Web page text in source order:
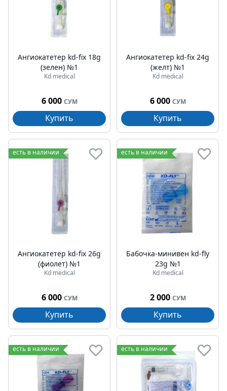
Ангиокатетер kd-fix 18g
(зелен) №1
Kd medical
6 000 СУМ
Купить
Ангиокатетер kd-fix 24g
(желт) №1
Kd medical
6 000 СУМ
Купить
есть в наличии
Ангиокатетер kd-fix 26g
(фиолет) №1
Kd medical
6 000 СУМ
Купить
есть в наличии
Бабочка-минивен kd-fly
23g №1
Kd medical
2 000 СУМ
Купить
есть в наличии есть в наличии